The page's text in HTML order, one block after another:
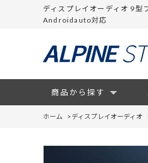
ディスプレイオーディオ 9
Androidauto対応
商品から探す
ホーム > ディスプレイオーディオ